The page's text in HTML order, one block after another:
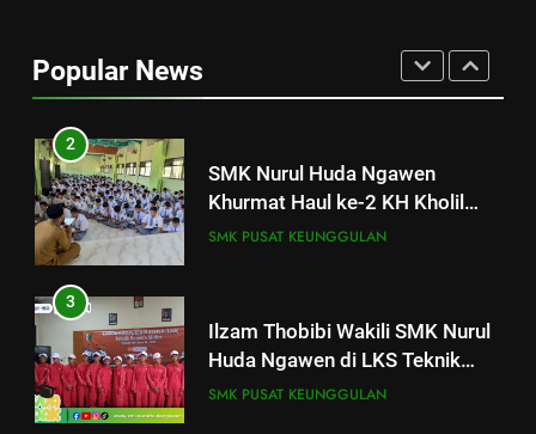
Popular News
Tes TOEIC untuk Tingkatkan
Kompetensi Bahasa Inggris
Siswa
2
SMK Nurul Huda Ngawen
Khurmat Haul ke-2 KH Kholil
Syarqowi Lengkong Melalui
SMK PUSAT KEUNGGULAN
3
Ilzam Thobibi Wakili SMK Nurul
Huda Ngawen di LKS Teknik
Sepeda Motor Kabupaten Blora
SMK PUSAT KEUNGGULAN